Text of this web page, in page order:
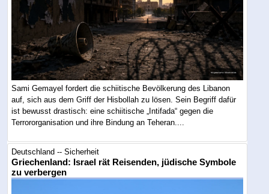
Sami Gemayel fordert die schiitische Bevölkerung des Libanon
auf, sich aus dem Griff der Hisbollah zu lösen. Sein Begriff dafür
ist bewusst drastisch: eine schiitische „Intifada“ gegen die
Terrororganisation und ihre Bindung an Teheran....
Deutschland -- Sicherheit
Griechenland: Israel rät Reisenden, jüdische Symbole
zu verbergen